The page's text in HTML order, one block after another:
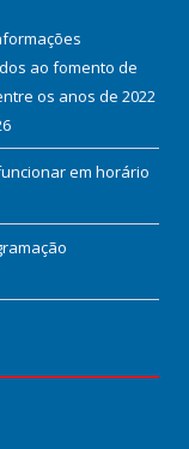
ao fomento de
os anos de 2022
em horário